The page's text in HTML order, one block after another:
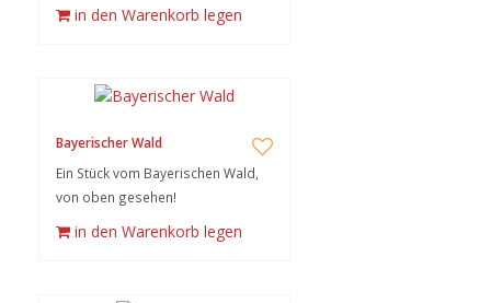
in den Warenkorb legen
Bayerischer Wald
Ein Stück vom Bayerischen Wald,
von oben gesehen!
in den Warenkorb legen